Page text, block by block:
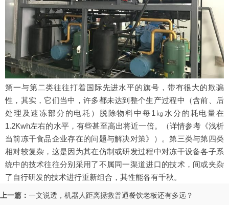
第一与第二类往往打着国际先进水平的旗号，带有很大的欺骗
性，其实，它们当中，许多都未达到整个生产过程中（含前、后
处理及速冻部分的电耗）脱除物料中每1㎏水分的耗电量在
1.2Kwh左右的水平，有些甚至高出将近一倍。（详情参考《浅析
当前冻干食品企业存在的问题与解决对策》）。第三类与第四类
相对较复杂，这是因为其在仿制或研发过程中对冻干设备各子系
统中的技术往往分别采用了不属同一渠道进口的技术，间或夹杂
了自行研发的技术进行重新组合，其性能各有千秋。
上一篇： 一文说透，机器人距离拯救普通餐饮老板还有多远？